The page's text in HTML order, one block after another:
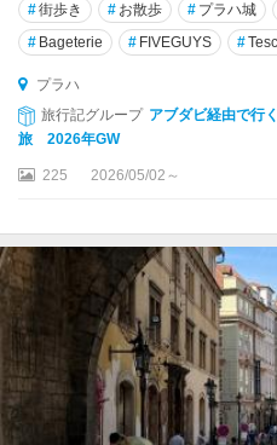
ト
ゥ
シ
ェ
ビ
ー
チ
ブ
リ
ー
チ
ク
ー
フ
・
#街歩き # お散歩 # プラハ城
# Bageterie # FIVEGUYS #
プラハ
旅行記グループ アブダビ経由で行
旅 2026年GW
225 2026/05/02～